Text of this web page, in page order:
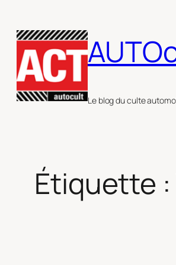
au
contenu
Le blog du culte
Étiquette :